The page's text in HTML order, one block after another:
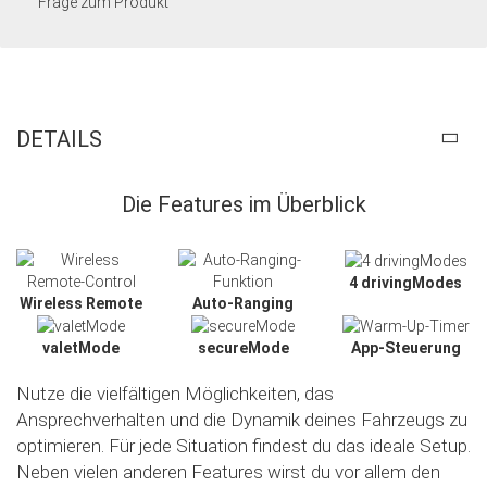
DETAILS
Die Features im Überblick
Wireless Remote Auto-Ranging
4 drivingModes
valetMode secureMode App-Steuerung
Nutze die vielfältigen Möglichkeiten, das
Ansprechverhalten und die Dynamik deines Fahrzeugs zu
optimieren. Für jede Situation findest du das ideale Setup.
Neben vielen anderen Features wirst du vor allem den